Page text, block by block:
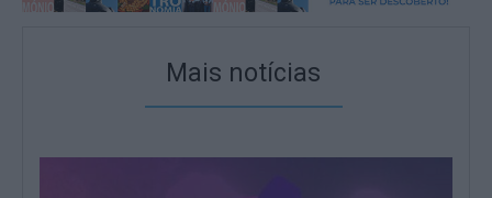
Mais notícias